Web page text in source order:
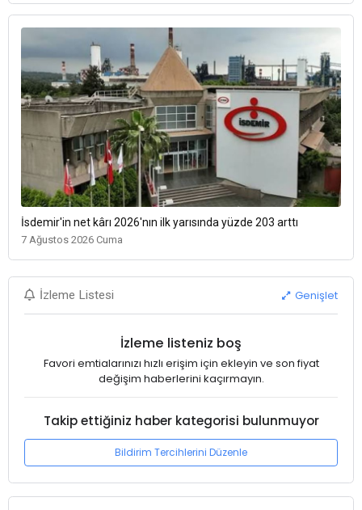
İsdemir'in net kârı 2026'nın ilk yarısında yüzde 203 arttı
7 Ağustos 2026 Cuma
İzleme Listesi Genişlet
İzleme listeniz boş
Favori emtialarınızı hızlı erişim için ekleyin ve son fiyat
değişim haberlerini kaçırmayın.
Takip ettiğiniz haber kategorisi bulunmuyor
Bildirim Tercihlerini Düzenle